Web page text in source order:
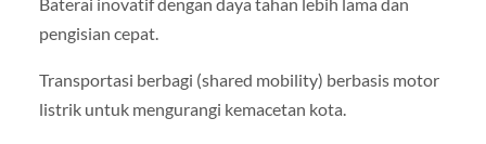
pengisian cepat.
Transportasi berbagi (shared mobility) berbasis motor
listrik untuk mengurangi kemacetan kota.